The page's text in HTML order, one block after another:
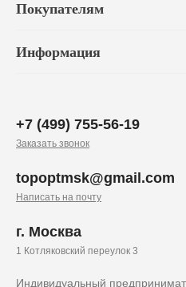
Покупателям
Информация
Индивидуальный
+7 (499) 755-56-19
Заказать звонок
topoptmsk@gmail.com
Написать на почту
г. Москва
1 Котляковский переулок 3